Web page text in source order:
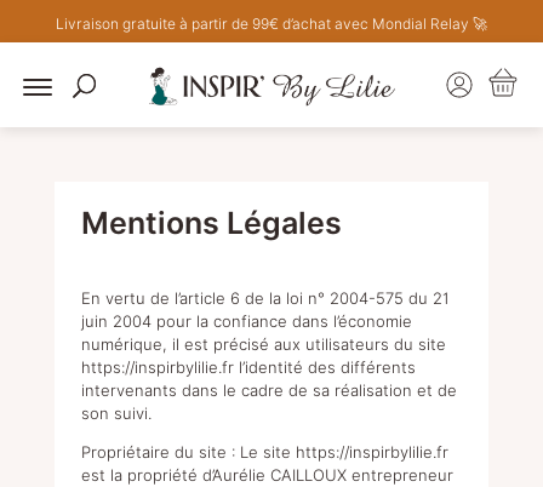
Livraison gratuite à partir de 99€ d’achat avec Mondial Relay 🚀
Mentions Légales
En vertu de l’article 6 de la loi n° 2004-575 du 21
juin 2004 pour la confiance dans l’économie
numérique, il est précisé aux utilisateurs du site
https://inspirbylilie.fr l’identité des différents
intervenants dans le cadre de sa réalisation et de
son suivi.
Propriétaire du site : Le site https://inspirbylilie.fr
est la propriété d’Aurélie CAILLOUX entrepreneur